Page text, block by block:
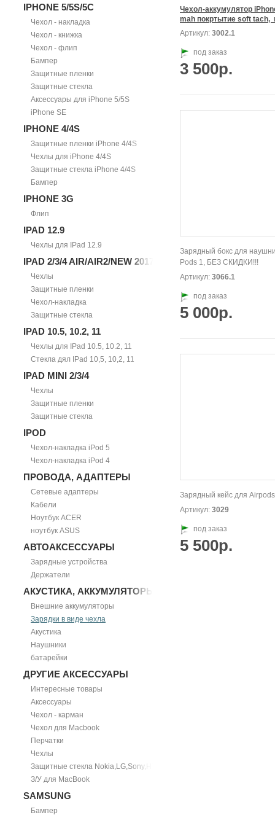
IPHONE 5/5S/5С
Чехол - накладка
Чехол - книжка
Чехол - флип
Бампер
Защитные пленки
Защитные стекла
Аксессуары для iPhone 5/5S
iPhone SE
IPHONE 4/4S
Защитные пленки iPhone 4/4S
Чехлы для iPhone 4/4S
Защитные стекла iPhone 4/4S
Бампер
IPHONE 3G
Флип
IPAD 12.9
Чехлы для IPad 12.9
IPAD 2/3/4 AIR/AIR2/NEW 2017
Чехлы
Защитные пленки
Чехол-накладка
Защитные стекла
IPAD 10.5, 10.2, 11
Чехлы для IPad 10.5, 10.2, 11
Стекла дял IPad 10,5, 10,2, 11
IPAD MINI 2/3/4
Чехлы
Защитные пленки
Защитные стекла
IPOD
Чехол-накладка iPod 5
Чехол-накладка iPod 4
ПРОВОДА, АДАПТЕРЫ
Сетевые адаптеры
Кабели
Ноутбук ACER
ноутбук ASUS
АВТОАКСЕССУАРЫ
Зарядные устройства
Держатели
АКУСТИКА, АККУМУЛЯТОРЫ
Внешние аккумуляторы
Зарядки в виде чехла
Акустика
Наушники
батарейки
ДРУГИЕ АКСЕССУАРЫ
Интересные товары
Аксессуары
Чехол - карман
Чехол для Macbook
Перчатки
Чехлы
Защитные стекла Nokia,LG,Sony,HTC
З/У для MacBook
SAMSUNG
Бампер
Чехол-аккумулятор
Артикул: 3002.1
под заказ
3 500р.
Зарядный бокс для
Pods 1, БЕЗ СКИДКИ!!!
Артикул: 3066.1
под заказ
5 000р.
Зарядный кейс для
Артикул: 3029
под заказ
5 500р.